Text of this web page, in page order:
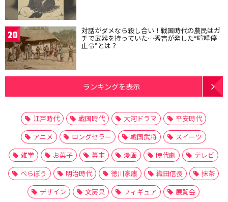
20 対話がダメなら殺し合い！戦国時代の農民はガ
チで武器を持っていた…秀吉が発した“喧嘩停
止令”とは？
ランキングを表示
江戸時代 戦国時代 大河ドラマ
平安時代
アニメ
ロングセラー 戦国武将
スイーツ
雑学
お菓子 幕末 漫画 時代劇
テレビ
べらぼう
明治時代 徳川家康 織田信長
抹茶
デザイン
文房具 フィギュア
展覧会